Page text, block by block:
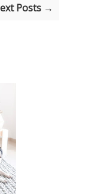
Posts →